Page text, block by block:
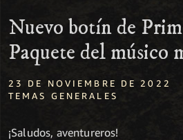
Nuevo botín de
Paquete del músico
23 DE NOVIEMBRE DE 2022
TEMAS GENERALES
¡Saludos, aventureros!